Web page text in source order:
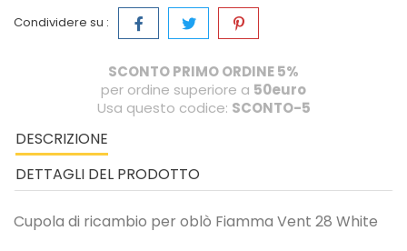
Condividere su :
SCONTO PRIMO ORDINE 5%
per ordine superiore a 50euro
Usa questo codice: SCONTO-5
DESCRIZIONE
DETTAGLI DEL PRODOTTO
Cupola di ricambio per oblò Fiamma Vent 28 White